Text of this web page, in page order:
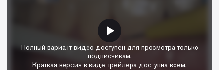
Полный вариант видео доступен для просмотра только
подписчикам.
Краткая версия в виде трейлера доступна всем.